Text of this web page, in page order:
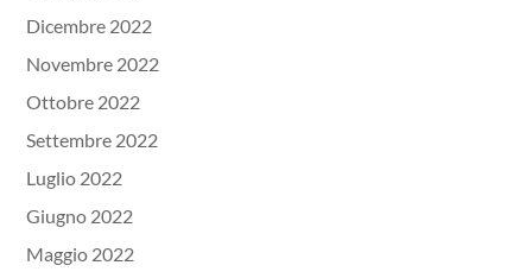
Dicembre 2022
Novembre 2022
Ottobre 2022
Settembre 2022
Luglio 2022
Giugno 2022
Maggio 2022